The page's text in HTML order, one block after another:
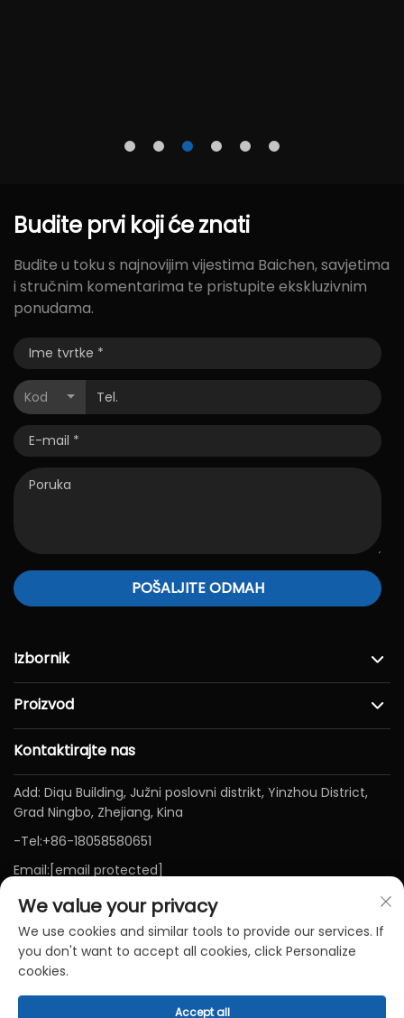
Budite prvi kojićeznati
Budite u toku s najnovijim vijestima Baichen, savjetima
i stručnim komentarima te pristupite ekskluzivnim
ponudama.
Kod
POŠALJITE ODMAH
Izbornik
Proizvod
Kontaktirajte nas
Add: Diqu Building, Južni poslovni distrikt, Yinzhou District,
Grad Ningbo, Zhejiang, Kina
-Tel:+86-18058580651
Email: [email protected]
We value your privacy
We use cookies and similar tools to provide our services. If
you don't want to accept all cookies, click Personalize
cookies.
Accept all